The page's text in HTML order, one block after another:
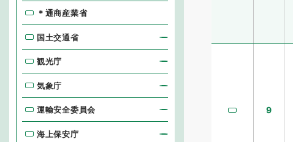
9
＊通商産業省
国土交通省
観光庁
気象庁
運輸安全委員会
海上保安庁